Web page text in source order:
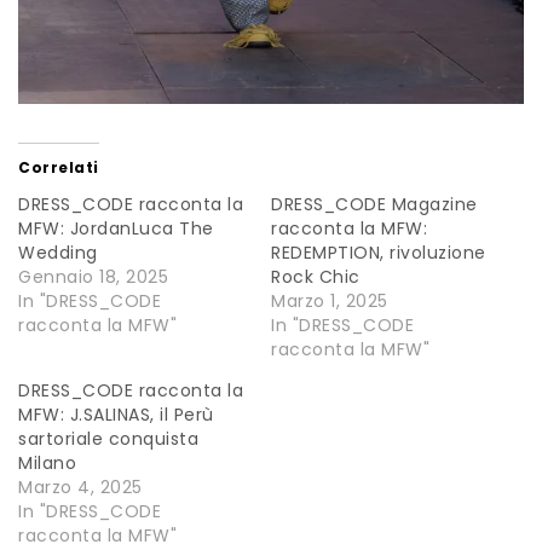
Correlati
DRESS_CODE racconta la
MFW: JordanLuca The
Wedding
Gennaio 18, 2025
In "DRESS_CODE
racconta la MFW"
DRESS_CODE Magazine
racconta la MFW:
REDEMPTION, rivoluzione
Rock Chic
Marzo 1, 2025
In "DRESS_CODE
racconta la MFW"
DRESS_CODE racconta la
MFW: J.SALINAS, il Perù
sartoriale conquista
Milano
Marzo 4, 2025
In "DRESS_CODE
racconta la MFW"